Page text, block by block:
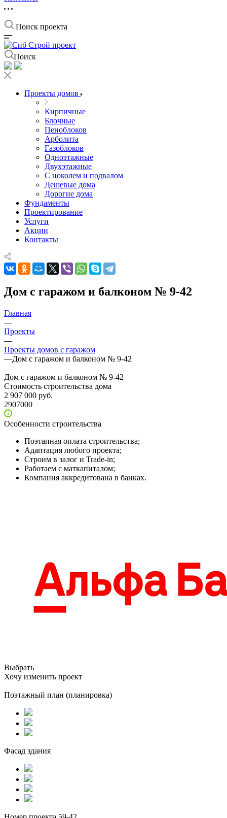
Поиск проекта
Поиск
Проекты домов
Кирпичные
Блочные
Пеноблоков
Арболита
Газоблоков
Одноэтажные
Двухэтажные
С цоколем и подвалом
Дешевые дома
Дорогие дома
Фундаменты
Проектирование
Услуги
Акции
Контакты
Дом с гаражом и балконом № 9-42
Главная
—
Проекты
—
Проекты домов с гаражом
—Дом с гаражом и балконом № 9-42
Дом с гаражом и балконом № 9-42
Стоимость строительства дома
2 907 000 руб.
2907000
Особенности строительства
Поэтапная оплата строительства;
Адаптация любого проекта;
Строим в залог и Trade-in;
Работаем с маткапиталом;
Компания аккредитована в банках.
Выбрать
Хочу изменить проект
Поэтажный план (планировка)
Фасад здания